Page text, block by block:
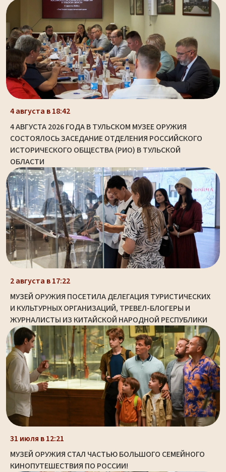
4 августа в 18:42
4 АВГУСТА 2026 ГОДА В ТУЛЬСКОМ МУЗЕЕ ОРУЖИЯ
СОСТОЯЛОСЬ ЗАСЕДАНИЕ ОТДЕЛЕНИЯ РОССИЙСКОГО
ИСТОРИЧЕСКОГО ОБЩЕСТВА (РИО) В ТУЛЬСКОЙ
ОБЛАСТИ
2 августа в 17:22
МУЗЕЙ ОРУЖИЯ ПОСЕТИЛА ДЕЛЕГАЦИЯ ТУРИСТИЧЕСКИХ
И КУЛЬТУРНЫХ ОРГАНИЗАЦИЙ, ТРЕВЕЛ-БЛОГЕРЫ И
ЖУРНАЛИСТЫ ИЗ КИТАЙСКОЙ НАРОДНОЙ РЕСПУБЛИКИ
31 июля в 12:21
МУЗЕЙ ОРУЖИЯ СТАЛ ЧАСТЬЮ БОЛЬШОГО СЕМЕЙНОГО
КИНОПУТЕШЕСТВИЯ ПО РОССИИ!